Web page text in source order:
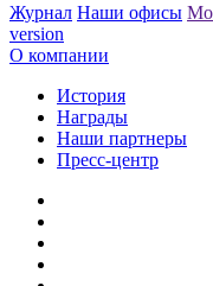
Журнал Наши офисы
version
О компании
История
Награды
Наши партнеры
Пресс-центр